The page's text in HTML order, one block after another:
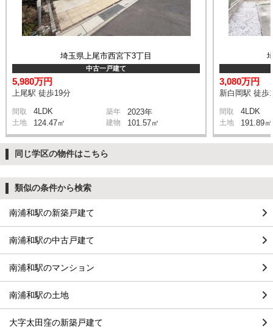
埼玉県上尾市西宮下3丁目
中古一戸建て
5,980万円
上尾駅 徒歩19分
間取 4LDK 築年 2023年
土地 124.47㎡ 建物 101.57㎡
3,080万円
新白岡駅 徒歩
間取 4LDK
土地 191.89㎡
同じ学区の物件はこちら
類似の条件から検索
南浦和駅の新築戸建て
南浦和駅の中古戸建て
南浦和駅のマンション
南浦和駅の土地
大字太田窪の新築戸建て